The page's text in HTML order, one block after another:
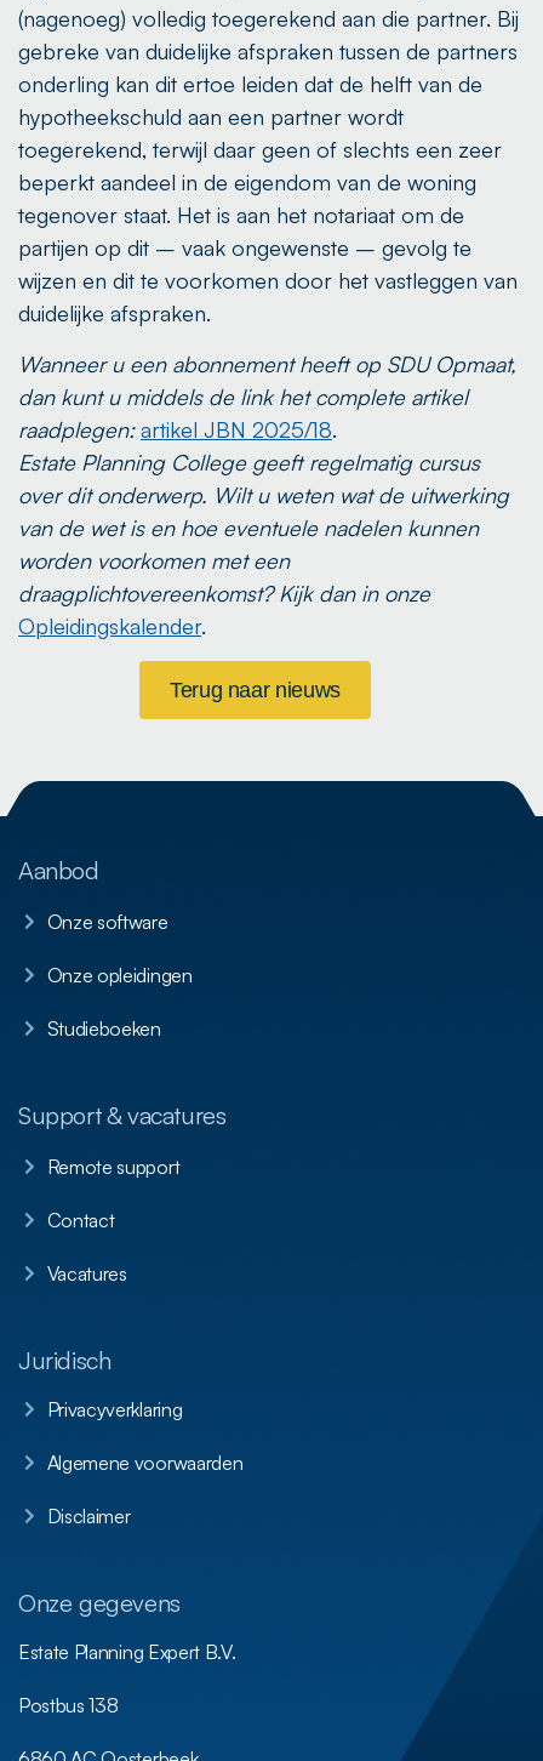
(nagenoeg) volledig toegerekend aan die partner. Bij
gebreke van duidelijke afspraken tussen de partners
onderling kan dit ertoe leiden dat de helft van de
hypotheekschuld aan een partner wordt
toegerekend, terwijl daar geen of slechts een zeer
beperkt aandeel in de eigendom van de woning
tegenover staat. Het is aan het notariaat om de
partijen op dit – vaak ongewenste – gevolg te
wijzen en dit te voorkomen door het vastleggen van
duidelijke afspraken.
Wanneer u een abonnement heeft op SDU Opmaat,
dan kunt u middels de link het complete artikel
raadplegen:artikel JBN 2025/18.
Estate Planning College geeft regelmatig cursus
over dit onderwerp. Wilt u weten wat de uitwerking
van de wet is en hoe eventuele nadelen kunnen
worden voorkomen met een
draagplichtovereenkomst? Kijk dan in onze
Opleidingskalender.
Terug naar nieuws
Aanbod
Onze software
Onze opleidingen
Studieboeken
Support & vacatures
Remote support
Contact
Vacatures
Juridisch
Privacyverklaring
Algemene voorwaarden
Disclaimer
Onze gegevens
Estate Planning Expert B.V.
Postbus 138